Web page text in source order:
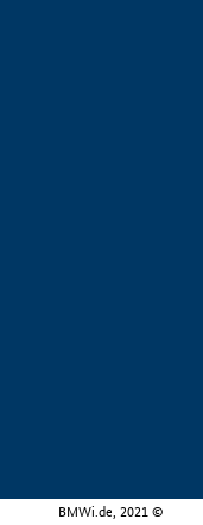
BMWi.de, 2021 ©